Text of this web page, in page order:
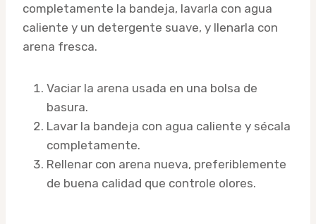
completamente la bandeja, lavarla con agua
caliente y un detergente suave, y llenarla con
arena fresca.
Vaciar la arena usada en una bolsa de
basura.
Lavar la bandeja con agua caliente y sécala
completamente.
Rellenar con arena nueva, preferiblemente
de buena calidad que controle olores.